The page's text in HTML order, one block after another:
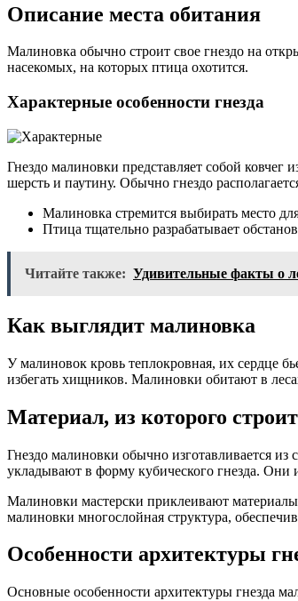
Описание места обитания
Малиновка обычно строит свое гнездо на
насекомых, на которых птица охотится.
Характерные особенности гнезда
Гнездо малиновки представляет собой
шерсть и паутину. Обычно гнездо
Малиновка стремится выбирать место
Птица тщательно разрабатывает
Читайте также: Удивительные факты о
Как выглядит малиновка
У малиновок кровь теплокровная, их сердце
избегать хищников. Малиновки обитают в
Материал, из которого
Гнездо малиновки обычно изготавливается
укладывают в форму кубического гнезда.
Малиновки мастерски приклеивают материалы
малиновки многослойная структура,
Особенности архитектуры
Основные особенности архитектуры гнезда